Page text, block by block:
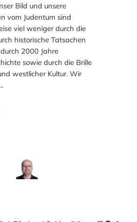
Bild und unsere
vom Judentum sind
viel weniger durch die
historische Tatsachen
2000 Jahre
sowie durch die Brille
westlicher Kultur. Wir